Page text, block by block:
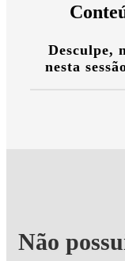
Desculpe,
nesta
Não